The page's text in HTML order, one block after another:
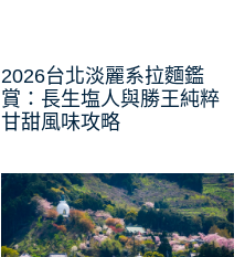
2026台北淡麗系拉麵鑑
賞：長生塩人與勝王純粹
甘甜風味攻略